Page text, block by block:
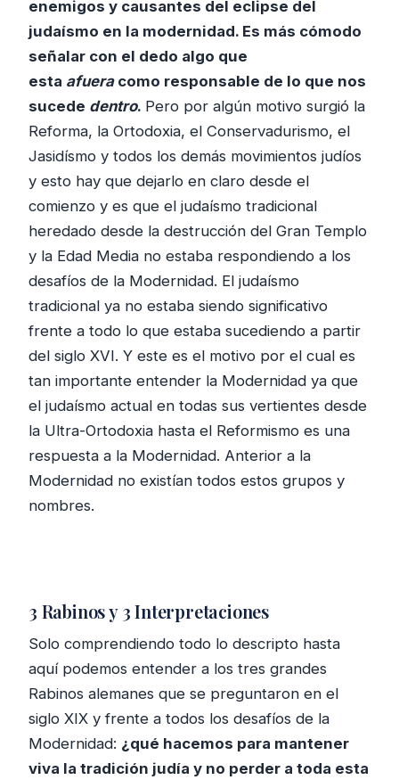
enemigos y causantes del eclipse del
judaísmo en la modernidad. Es más cómodo
señalar con el dedo algo que
esta afuera como responsable de lo que nos
sucede dentro. Pero por algún motivo surgió la
Reforma, la Ortodoxia, el Conservadurismo, el
Jasidísmo y todos los demás movimientos judíos
y esto hay que dejarlo en claro desde el
comienzo y es que el judaísmo tradicional
heredado desde la destrucción del Gran Templo
y la Edad Media no estaba respondiendo a los
desafíos de la Modernidad. El judaísmo
tradicional ya no estaba siendo significativo
frente a todo lo que estaba sucediendo a partir
del siglo XVI. Y este es el motivo por el cual es
tan importante entender la Modernidad ya que
el judaísmo actual en todas sus vertientes desde
la Ultra-Ortodoxia hasta el Reformismo es una
respuesta a la Modernidad. Anterior a la
Modernidad no existían todos estos grupos y
nombres.
3 Rabinos y 3 Interpretaciones
Solo comprendiendo todo lo descripto hasta
aquí podemos entender a los tres grandes
Rabinos alemanes que se preguntaron en el
siglo XIX y frente a todos los desafíos de la
Modernidad: ¿qué hacemos para mantener
viva la tradición judía y no perder a toda esta